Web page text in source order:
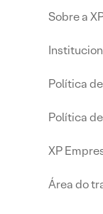
Sobre a
Política
Política
XP
Área do